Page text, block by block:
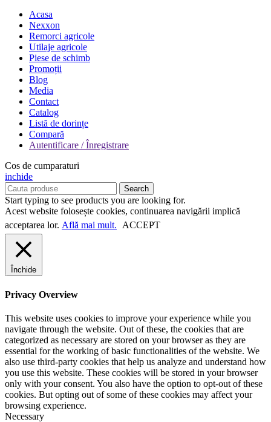
Acasa
Nexxon
Remorci agricole
Utilaje agricole
Piese de schimb
Promoții
Blog
Media
Contact
Catalog
Listă de dorințe
Compară
Autentificare / Înregistrare
Cos de cumparaturi
inchide
Search
Start typing to see products you are looking for.
Acest website folosește cookies, continuarea navigării implică
acceptarea lor. Află mai mult. ACCEPT
Închide
Privacy Overview
This website uses cookies to improve your experience while you
navigate through the website. Out of these, the cookies that are
categorized as necessary are stored on your browser as they are
essential for the working of basic functionalities of the website. We
also use third-party cookies that help us analyze and understand how
you use this website. These cookies will be stored in your browser
only with your consent. You also have the option to opt-out of these
cookies. But opting out of some of these cookies may affect your
browsing experience.
Necessary